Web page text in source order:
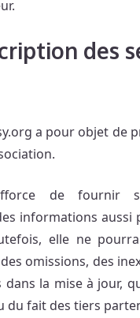
des
a pour objet de
de
informations aussi
elle ne
omissions, des
dans la mise à jour,
du fait des tiers